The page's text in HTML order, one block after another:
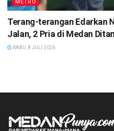
METRO
Terang-terangan Edarkan
Jalan, 2 Pria di Medan
RABU, 8 JULI 2026